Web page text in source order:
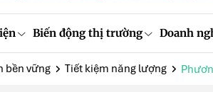
Biến động thị trường Doanh
bền vững Tiết kiệm năng lượng